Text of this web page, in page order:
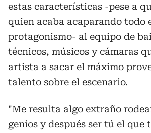
estas características -pese a
quien acaba acaparando todo
protagonismo- al equipo de
técnicos, músicos y cámaras
artista a sacar el máximo
talento sobre el escenario.
"Me resulta algo extraño
genios y después ser tú el que